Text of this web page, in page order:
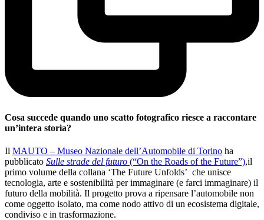
Cosa succede quando uno scatto fotografico riesce a raccontare
un’intera storia?
Il MAUTO – Museo Nazionale dell’Automobile di Torino ha
pubblicato Sulle strade del futuro (“On the Roads of the Future”),il
primo volume della collana ‘The Future Unfolds’ che unisce
tecnologia, arte e sostenibilità per immaginare (e farci immaginare) il
futuro della mobilità. Il progetto prova a ripensare l’automobile non
come oggetto isolato, ma come nodo attivo di un ecosistema digitale,
condiviso e in trasformazione.